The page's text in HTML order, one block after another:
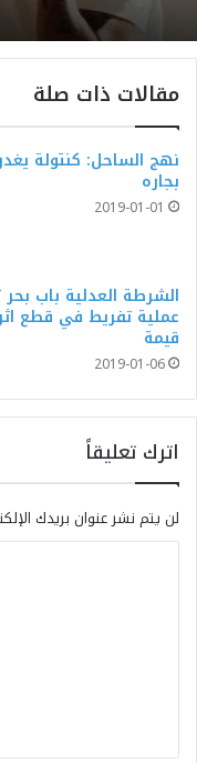
مقالات ذات صلة
نهج الساحل: كنتولة
بجاره
2019-01-01
الشرطة العدلية باب
عملية تفريط في قطع
قيمة
2019-01-06
اترك تعليقاً
لن يتم نشر عنوان بريدك